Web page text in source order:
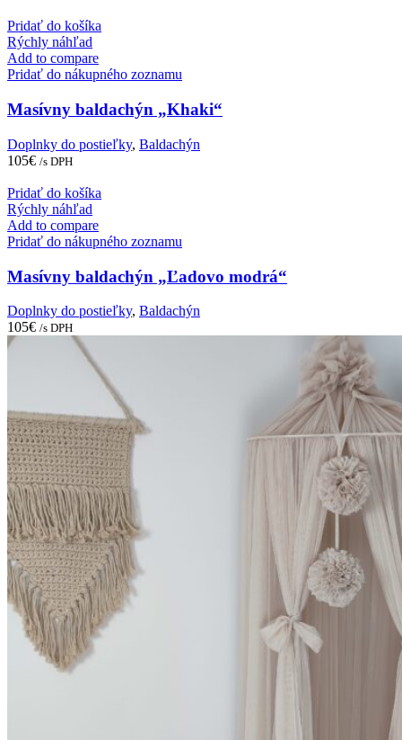
Pridať do košíka
Rýchly náhľad
Add to compare
Pridať do nákupného zoznamu
Masívny baldachýn „Khaki“
Doplnky do postieľky, Baldachýn
105€ /s DPH
Pridať do košíka
Rýchly náhľad
Add to compare
Pridať do nákupného zoznamu
Masívny baldachýn „Ľadovo modrá“
Doplnky do postieľky, Baldachýn
105€ /s DPH